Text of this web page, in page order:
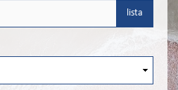
lista